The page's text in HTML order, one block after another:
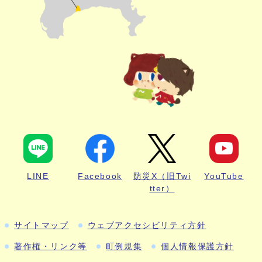
LINE Facebook
防災X（旧Twi
tter）
YouTube
サイトマップ ウェブアクセシビリティ方針
著作権・リンク等 町例規集 個人情報保護方針